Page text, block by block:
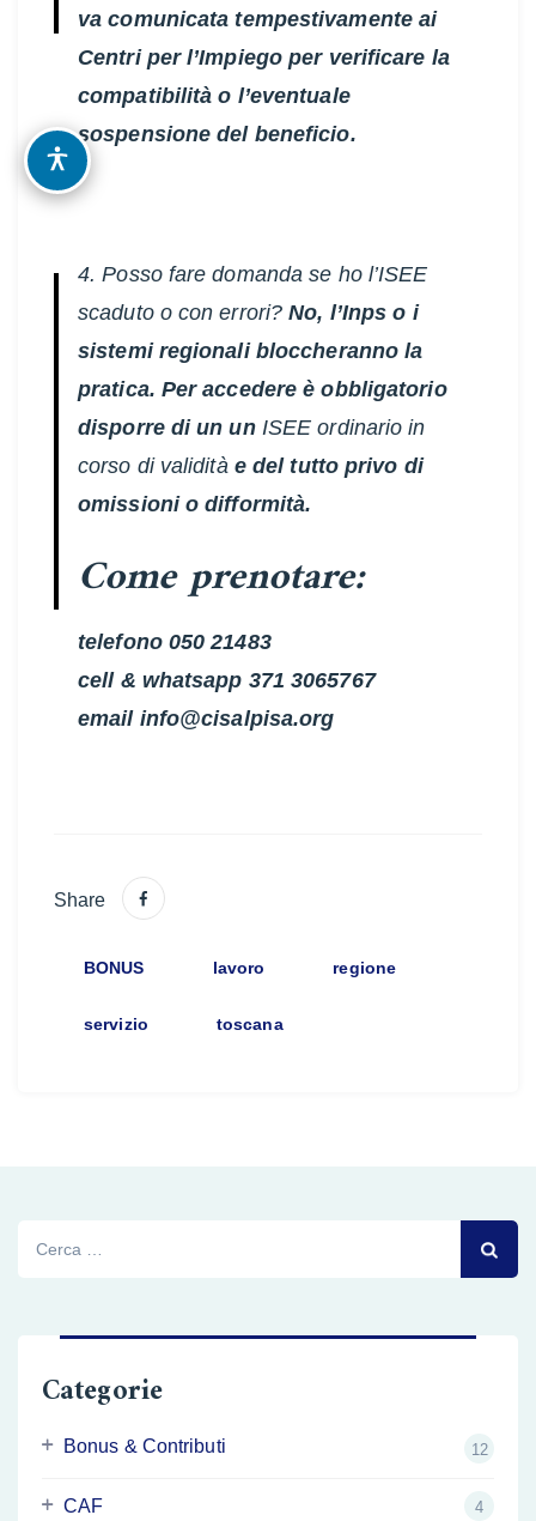
va comunicata tempestivamente ai
Centri per l’Impiego per verificare la
compatibilità o l’eventuale
sospensione del beneficio.
4. Posso fare domanda se ho l’ISEE
scaduto o con errori? No, l’Inps o i
sistemi regionali bloccheranno la
pratica. Per accedere è obbligatorio
disporre di un un ISEE ordinario in
corso di validità e del tutto privo di
omissioni o difformità.
Come prenotare:
telefono 050 21483
cell & whatsapp 371 3065767
email info@cisalpisa.org
Share
BONUS lavoro regione
servizio toscana
Categorie
Bonus & Contributi 12
CAF 4
OPZIONI DI ACCESSIBILITÀ